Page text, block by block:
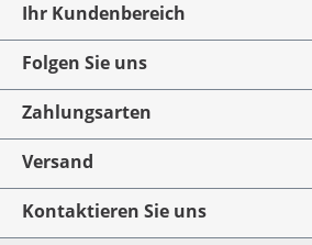
Ihr Kundenbereich
Folgen Sie uns
Zahlungsarten
Versand
Kontaktieren Sie uns